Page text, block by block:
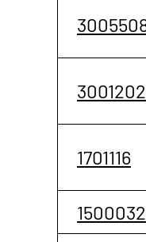
3001202
1701116
1500032